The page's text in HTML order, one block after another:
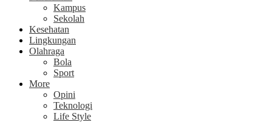
Kampus
Sekolah
Kesehatan
Lingkungan
Olahraga
Bola
Sport
More
Opini
Teknologi
Life Style